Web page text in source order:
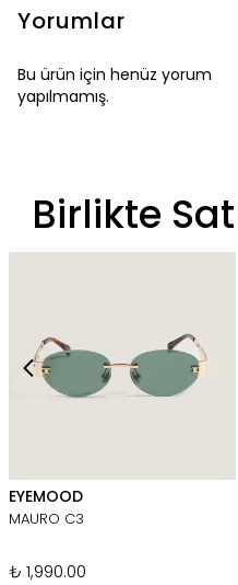
Yorumlar
Bu ürün için henüz yorum
yapılmamış.
Birlikte
EYEMOOD
MAURO C3
₺ 1,990.00